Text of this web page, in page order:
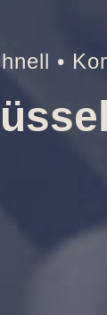
Tresor •